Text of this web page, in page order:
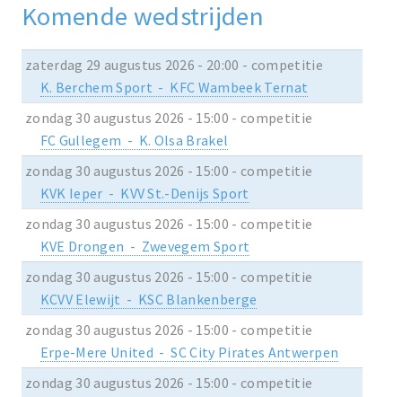
Komende wedstrijden
zaterdag 29 augustus 2026 - 20:00 - competitie
K. Berchem Sport - KFC Wambeek Ternat
zondag 30 augustus 2026 - 15:00 - competitie
FC Gullegem - K. Olsa Brakel
zondag 30 augustus 2026 - 15:00 - competitie
KVK Ieper - KVV St.-Denijs Sport
zondag 30 augustus 2026 - 15:00 - competitie
KVE Drongen - Zwevegem Sport
zondag 30 augustus 2026 - 15:00 - competitie
KCVV Elewijt - KSC Blankenberge
zondag 30 augustus 2026 - 15:00 - competitie
Erpe-Mere United - SC City Pirates Antwerpen
zondag 30 augustus 2026 - 15:00 - competitie